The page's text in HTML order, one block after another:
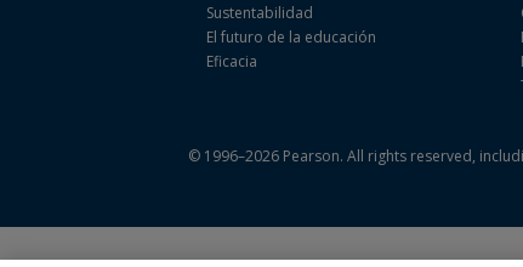
Sustentabilidad
El futuro de la educación
Eficacia
© 1996–2026 Pearson. All rights reserved,